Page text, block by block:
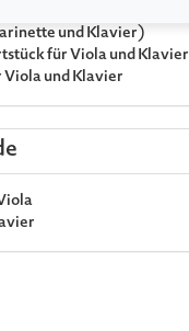
und Klavier)
für Viola und Klavier
Viola und Klavier